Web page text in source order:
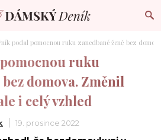
podal pomocnou ruku zanedbané ženě bez
ruku
domova. Změnil
i celý vzhled
19. prosince 2022